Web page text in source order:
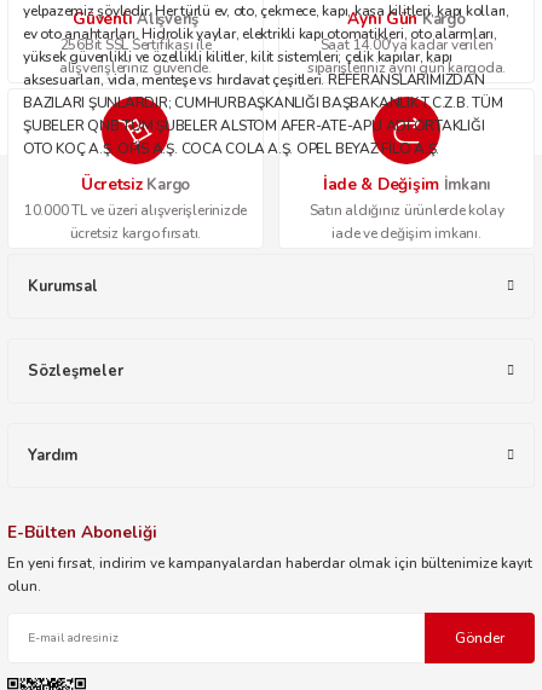
yelpazemiz şöyledir: Her türlü ev, oto, çekmece, kapı, kasa kilitleri, kapı kolları,
ev oto anahtarları. Hidrolik yaylar, elektrikli kapı otomatikleri, oto alarmları,
yüksek güvenlikli ve özellikli kilitler, kilit sistemleri; çelik kapılar, kapı
aksesuarları, vida, menteşe vs hırdavat çeşitleri. REFERANSLARIMIZDAN
BAZILARI ŞUNLARDIR; CUMHURBAŞKANLIĞI BAŞBAKANLIK T.C.Z.B. TÜM
ŞUBELER QNB TÜM ŞUBELER ALSTOM AFER-ATE-APU ADİ ORTAKLIĞI
OTO KOÇ A.Ş. OPİS A.Ş. COCA COLA A.Ş. OPEL BEYAZ FİLO A.Ş.
GüvenliAlışveriş
256Bit SSL Sertifikası ile
alışverişleriniz güvende.
Aynı GünKargo
Saat 14.00'ya kadar verilen
siparişleriniz aynı gün kargoda.
Ücretsiz Kargo
10.000 TL ve üzeri alışverişlerinizde
ücretsiz kargo fırsatı.
İade & Değişim İmkanı
Satın aldığınız ürünlerde kolay
iade ve değişim imkanı.
Kurumsal
Sözleşmeler
Yardım
E-Bülten Aboneliği
En yeni fırsat, indirim ve kampanyalardan haberdar olmak için bültenimize kayıt
olun.
Gönder